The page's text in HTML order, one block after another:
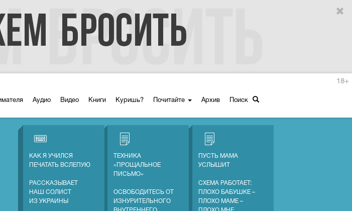
Аудио Видео Книги Куришь? Почитайте Архив Поиск
18+
КАК Я УЧИЛСЯ
ПЕЧАТАТЬ ВСЛЕПУЮ
РАССКАЗЫВАЕТ
НАШ СОЛИСТ
ИЗ УКРАИНЫ
ТЕХНИКА
«ПРОЩАЛЬНОЕ
ПИСЬМО»
ОСВОБОДИТЕСЬ ОТ
ИЗНУРИТЕЛЬНОГО
ПУСТЬ МАМА
УСЛЫШИТ
СХЕМА РАБОТАЕТ:
ПЛОХО БАБУШКЕ –
ПЛОХО МАМЕ –